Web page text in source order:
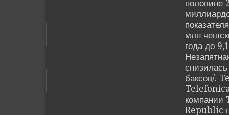
половине
млн
года до
баксов/.
компании
Republic